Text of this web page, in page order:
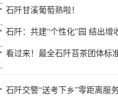
石阡甘溪葡萄熟啦！
石阡：共建“个性化”园 结出增
看过来！最全石阡苔茶团体标
石阡交警“送考下乡”零距离服